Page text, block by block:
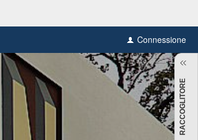
Connessione
RACCOGLITORE